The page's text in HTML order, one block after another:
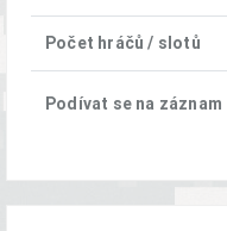
Počet hráčů / slotů
Podívat se na záznam